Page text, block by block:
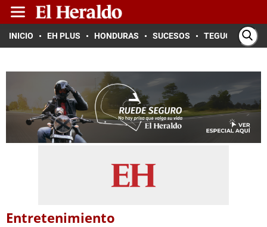
INICIO EH PLUS HONDURAS SUCESOS TEGUCIGALPA
Entretenimiento